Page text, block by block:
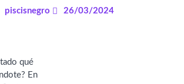
piscisnegro 26/03/2024
qué
En